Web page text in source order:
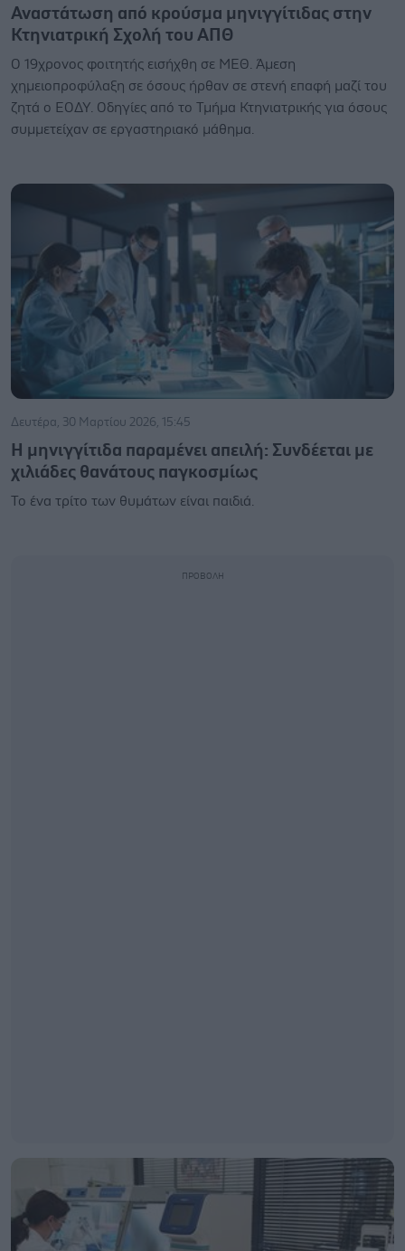
Αναστάτωση από κρούσμα μηνιγγίτιδας στην
Κτηνιατρική Σχολή του ΑΠΘ
Ο 19χρονος φοιτητής εισήχθη σε ΜΕΘ. Άμεση
χημειοπροφύλαξη σε όσους ήρθαν σε στενή επαφή μαζί του
ζητά ο ΕΟΔΥ. Οδηγίες από το Τμήμα Κτηνιατρικής για όσους
συμμετείχαν σε εργαστηριακό μάθημα.
Δευτέρα, 30 Μαρτίου 2026, 15:45
Η μηνιγγίτιδα παραμένει απειλή: Συνδέεται με
χιλιάδες θανάτους παγκοσμίως
Το ένα τρίτο των θυμάτων είναι παιδιά.